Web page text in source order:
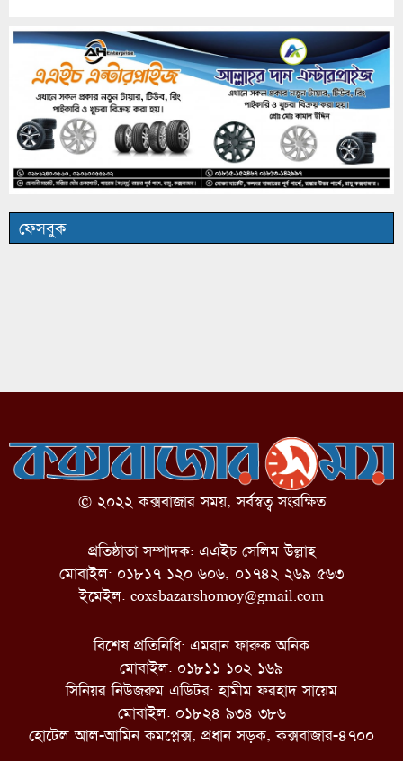
ফেসবুক
© ২০২২ কক্সবাজার সময়, সর্বস্বত্ব সংরক্ষিত
প্রতিষ্ঠাতা সম্পাদক: এএইচ সেলিম উল্লাহ
মোবাইল: ০১৮১৭ ১২০ ৬০৬, ০১৭৪২ ২৬৯ ৫৬৩
ইমেইল: coxsbazarshomoy@gmail.com
বিশেষ প্রতিনিধি: এমরান ফারুক অনিক
মোবাইল: ০১৮১১ ১০২ ১৬৯
সিনিয়র নিউজরুম এডিটর: হামীম ফরহাদ সায়েম
মোবাইল: ০১৮২৪ ৯৩৪ ৩৮৬
হোটেল আল-আমিন কমপ্লেক্স, প্রধান সড়ক, কক্সবাজার-৪৭০০